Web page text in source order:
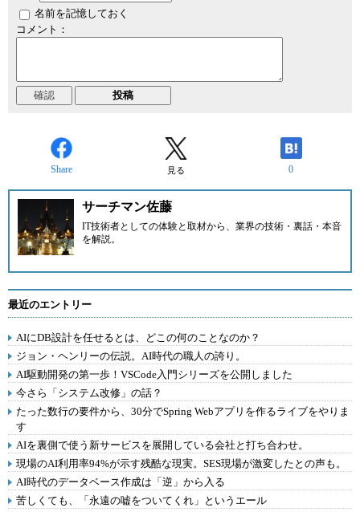
名前を記憶しておく
コメント：
Share 見る 0
サーチマン佐藤
IT技術者としての体験と取材から、業界の技術・裏話・本音
を解説。
最近のエントリー
AIにDB設計を任せるとは、どこの何のことなのか？
ジョン・ヘンリーの伝説。AI時代の職人の誇り。
AI駆動開発の第一歩！VSCode入門シリーズを公開しました
今さら「システム改修」の話？
たった数行の要件から、30分でSpring Webアプリを作るライブをやりま
す
AIを裏側で使う新サービスを展開している会社と打ち合わせ。
現場のAI利用率94%が示す残酷な現実。SES現場が激変したとの声も。
AI時代のデータベース作成は「逆」から入る
苦しくても、「永遠の嘘をついてくれ」というエール